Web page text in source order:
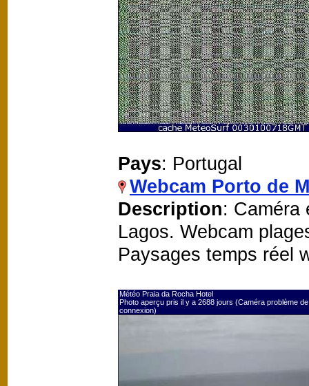
Pays: Portugal
Webcam Porto de
Description: Caméra
Lagos. Webcam
Paysages temps réel
Météo Praia da Rocha Hotel
Photo aperçu pris il y a 2688 jours (Caméra problème de
connexion)